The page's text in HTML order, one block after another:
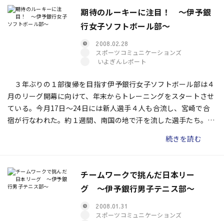
について訊いた。
期待のルーキーに注目！ 〜伊予銀
行女子ソフトボール部〜
2008.02.28
スポーツコミュニケーションズ
いよぎんレポート
３年ぶりの１部復帰を目指す伊予銀行女子ソフトボール部は４
月のリーグ開幕に向けて、年末からトレーニングをスタートさせ
ている。今月17日〜24日には新人選手４人も合流し、宮崎で合
宿が行なわれた。約１週間、南国の地で汗を流した選手たち。果
國香奈子監督に合宿で掴んだ手ごたえや注目する選手について訊
続きを読む
チームワークで挑んだ日本リー
グ 〜伊予銀行男子テニス部〜
2008.01.31
スポーツコミュニケーションズ